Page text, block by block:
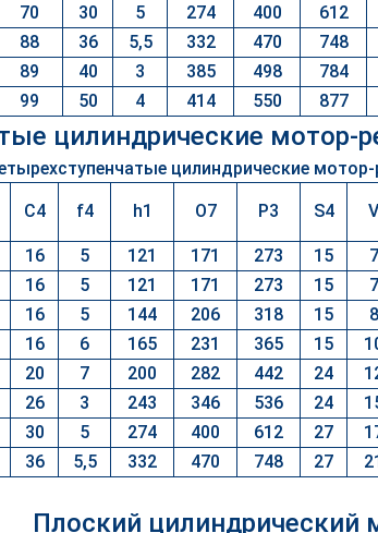
70 30 5 274 400 612
88 36 5,5 332 470 748
89 40 3 385 498 784
99 50 4 414 550 877
цилиндрические
C4 f4 h1 O7 P3 S4
16 5 121 171 273 15
16 5 121 171 273 15
16 5 144 206 318 15
16 6 165 231 365 15
20 7 200 282 442 24
26 3 243 346 536 24
30 5 274 400 612 27
36 5,5 332 470 748 27
Плоский цилиндрический